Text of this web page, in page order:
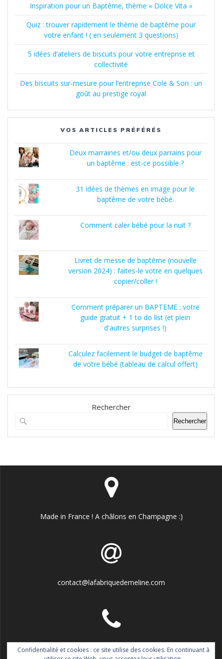
Inspiration pour un Baptême, thème « Dolce Vita »
Quiz : trouver rapidement le thème de baptême pour
votre enfant ! ( en seulement 3 questions)
5 idées d’ateliers de biscuits pour votre entreprise et
collectivité
Des biscuits sur-mesure pour l’entreprise Cole & Son : un
goût au prestige royal
VOS ARTICLES PRÉFÉRÉS
Deux marraines et/ou deux parrains pour
un baptême : est-ce possible ?
31 idées de thèmes en image pour le
baptême de votre bébé.
Comment caler bébé pour la nuit ?
Livret de messe de baptême (nouvelle
version 2024) : faites-le votre en quelques
copier/coller !
Comment préparer un BAPTEME : votre
guide gratuit + 1 to do list (et plein
d'autres surprises !)
Calculez facilement le budget de baptême
de votre bébé (tableau de calcul offert)
Rechercher
Rechercher
Made in France ! A châlons en Champagne :)
contact@lafabriquedemeline.com
06.77.11.99.92
Confidentialité et cookies : ce site utilise des cookies. En continuant à